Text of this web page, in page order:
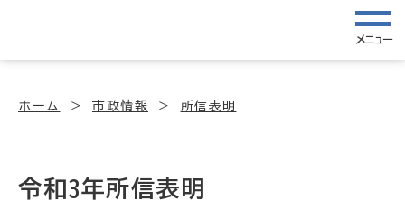
メニュー
ホーム 市政情報 所信表明
令和3年所信表明